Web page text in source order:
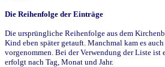
Die Reihenfolge der Einträge
Die ursprüngliche Reihenfolge aus dem
Kind eben später getauft. Manchmal kam es
vorgenommen. Bei der Verwendung der Liste
erfolgt nach Tag, Monat und Jahr.